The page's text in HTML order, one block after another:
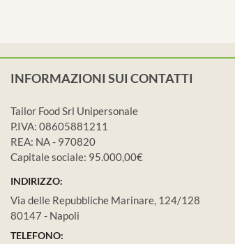
INFORMAZIONI SUI CONTATTI
Tailor Food Srl Unipersonale
P.IVA: 08605881211
REA: NA - 970820
Capitale sociale: 95.000,00€
INDIRIZZO:
Via delle Repubbliche Marinare, 124/128
80147 - Napoli
TELEFONO: